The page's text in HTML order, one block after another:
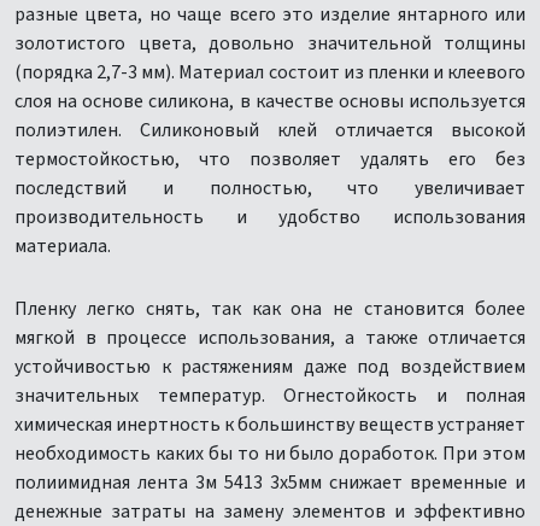
разные цвета, но чаще всего это изделие янтарного или
золотистого цвета, довольно значительной толщины
(порядка 2,7-3 мм). Материал состоит из пленки и клеевого
слоя на основе силикона, в качестве основы используется
полиэтилен. Силиконовый клей отличается высокой
термостойкостью, что позволяет удалять его без
последствий и полностью, что увеличивает
производительность и удобство использования
материала.
Пленку легко снять, так как она не становится более
мягкой в процессе использования, а также отличается
устойчивостью к растяжениям даже под воздействием
значительных температур. Огнестойкость и полная
химическая инертность к большинству веществ устраняет
необходимость каких бы то ни было доработок. При этом
полиимидная лента 3м 5413 3х5мм снижает временные и
денежные затраты на замену элементов и эффективно